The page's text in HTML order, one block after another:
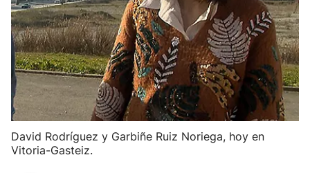
David Rodríguez y Garbiñe Ruiz Noriega, hoy en
Vitoria-Gasteiz.